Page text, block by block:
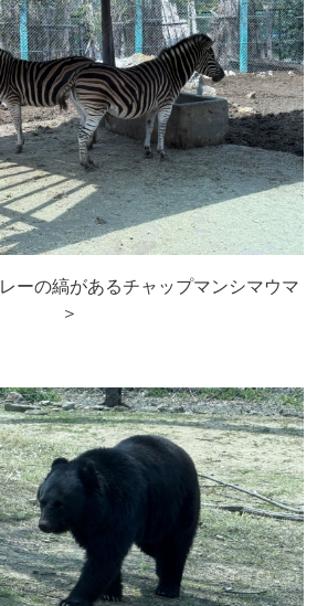
ーの縞があるチャップマンシマウマ
＞